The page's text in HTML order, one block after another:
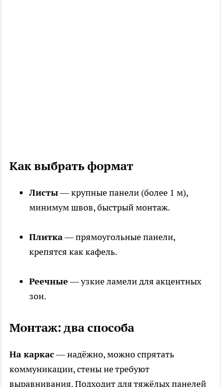
Как выбрать формат
Листы— крупные панели (более 1 м),
минимум швов, быстрый монтаж.
Плитка— прямоугольные панели,
крепятся как кафель.
Реечные— узкие ламели для акцентных
зон.
Монтаж: два способа
На каркас— надёжно, можно спрятать
коммуникации, стены не требуют
выравнивания. Подходит для тяжёлых панелей